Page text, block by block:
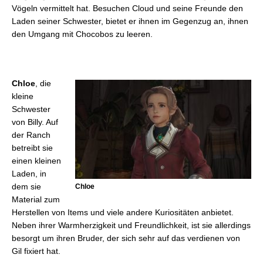
Vögeln vermittelt hat. Besuchen Cloud und seine Freunde den
Laden seiner Schwester, bietet er ihnen im Gegenzug an, ihnen
den Umgang mit Chocobos zu leeren.
Chloe
Chloe , die
kleine
Schwester
von Billy. Auf
der Ranch
betreibt sie
einen kleinen
Laden, in
dem sie
Material zum
Herstellen von Items und viele andere Kuriositäten anbietet.
Neben ihrer Warmherzigkeit und Freundlichkeit, ist sie allerdings
besorgt um ihren Bruder, der sich sehr auf das verdienen von
Gil fixiert hat.